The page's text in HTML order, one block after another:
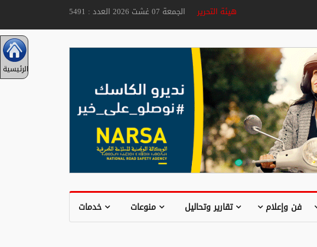
هيئة التحريرالجمعة 07 غشت 2026 العدد : 5491
فن وإعلام تقارير وتحاليل منوعات خدمات
الرئيسية